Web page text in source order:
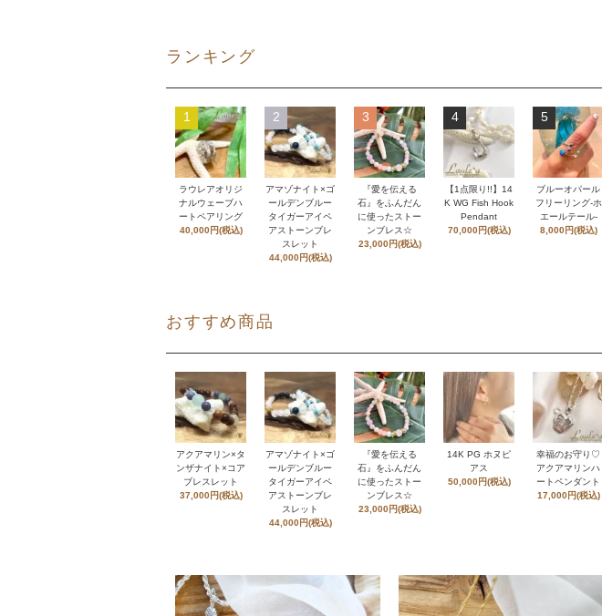
ランキング
1
ラウレアオリジ
ナルウェーブハ
ートペアリング
40,000円(税込)
2
アマゾナイト×ゴ
ールデンブルー
タイガーアイペ
アストーンブレ
スレット
44,000円(税込)
3
『愛を伝える
石』をふんだん
に使ったストー
ンブレス☆
23,000円(税込)
4
【1点限り!!】14
K WG Fish Hook
Pendant
70,000円(税込)
5
ブルーオパール
フリーリング-ホ
エールテール-
8,000円(税込)
おすすめ商品
アクアマリン×タ
ンザナイト×コア
ブレスレット
37,000円(税込)
アマゾナイト×ゴ
ールデンブルー
タイガーアイペ
アストーンブレ
スレット
44,000円(税込)
『愛を伝える
石』をふんだん
に使ったストー
ンブレス☆
23,000円(税込)
14K PG ホヌピ
アス
50,000円(税込)
幸福のお守り♡
アクアマリンハ
ートペンダント
17,000円(税込)